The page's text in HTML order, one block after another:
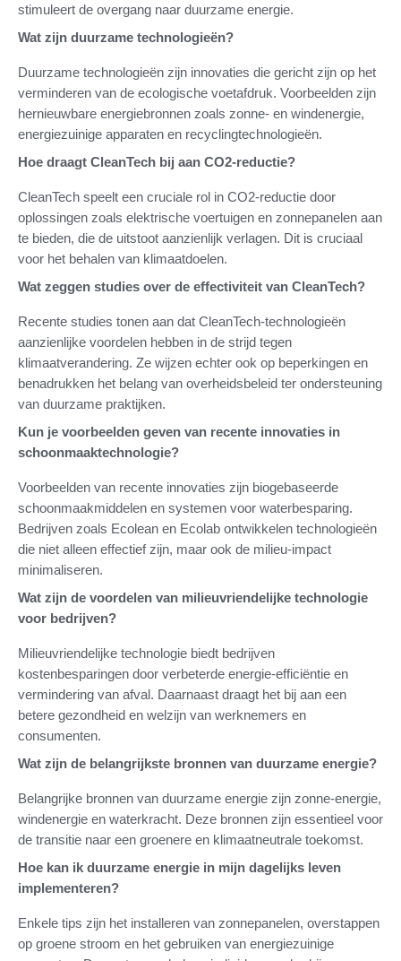
stimuleert de overgang naar duurzame energie.
Wat zijn duurzame technologieën?
Duurzame technologieën zijn innovaties die gericht zijn op het
verminderen van de ecologische voetafdruk. Voorbeelden zijn
hernieuwbare energiebronnen zoals zonne- en windenergie,
energiezuinige apparaten en recyclingtechnologieën.
Hoe draagt CleanTech bij aan CO2-reductie?
CleanTech speelt een cruciale rol in CO2-reductie door
oplossingen zoals elektrische voertuigen en zonnepanelen aan
te bieden, die de uitstoot aanzienlijk verlagen. Dit is cruciaal
voor het behalen van klimaatdoelen.
Wat zeggen studies over de effectiviteit van CleanTech?
Recente studies tonen aan dat CleanTech-technologieën
aanzienlijke voordelen hebben in de strijd tegen
klimaatverandering. Ze wijzen echter ook op beperkingen en
benadrukken het belang van overheidsbeleid ter ondersteuning
van duurzame praktijken.
Kun je voorbeelden geven van recente innovaties in
schoonmaaktechnologie?
Voorbeelden van recente innovaties zijn biogebaseerde
schoonmaakmiddelen en systemen voor waterbesparing.
Bedrijven zoals Ecolean en Ecolab ontwikkelen technologieën
die niet alleen effectief zijn, maar ook de milieu-impact
minimaliseren.
Wat zijn de voordelen van milieuvriendelijke technologie
voor bedrijven?
Milieuvriendelijke technologie biedt bedrijven
kostenbesparingen door verbeterde energie-efficiëntie en
vermindering van afval. Daarnaast draagt het bij aan een
betere gezondheid en welzijn van werknemers en
consumenten.
Wat zijn de belangrijkste bronnen van duurzame energie?
Belangrijke bronnen van duurzame energie zijn zonne-energie,
windenergie en waterkracht. Deze bronnen zijn essentieel voor
de transitie naar een groenere en klimaatneutrale toekomst.
Hoe kan ik duurzame energie in mijn dagelijks leven
implementeren?
Enkele tips zijn het installeren van zonnepanelen, overstappen
op groene stroom en het gebruiken van energiezuinige